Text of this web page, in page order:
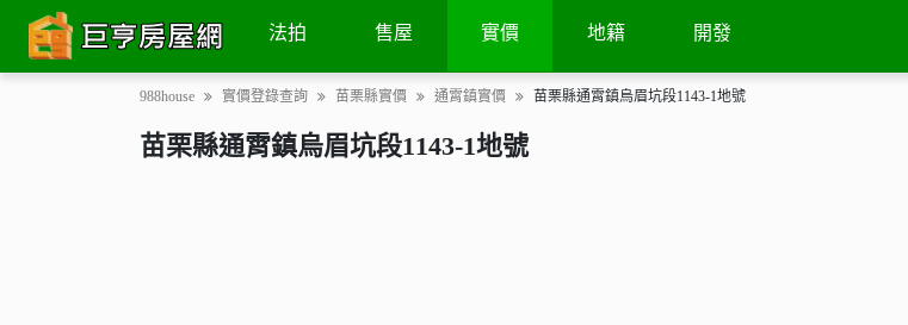
法拍 售屋 實價 地籍 開發
988house 實價登錄查詢 苗栗縣實價 通霄鎮實價 苗栗縣通霄鎮烏眉坑段1143-1地號
土地 交易次數 地圖街景
苗栗縣通霄鎮烏眉坑段1143-1地號